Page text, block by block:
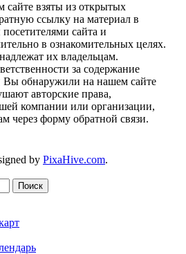
сайте взяты из открытых
ссылку на материал в
сайта и
в ознакомительных целях.
их владельцам.
за содержание
Вы обнаружили на нашем сайте
авторские права,
компании или организации,
через форму обратной связи.
by PixaHive.com.